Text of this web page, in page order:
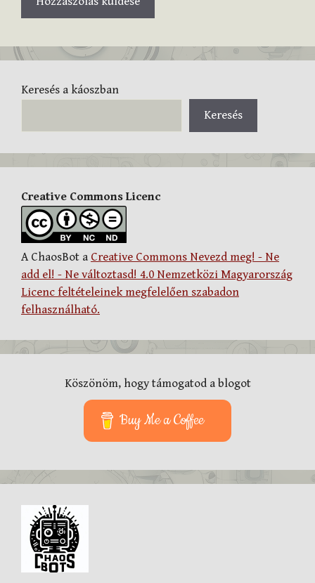
Keresés a káoszban
Keresés
Creative Commons Licenc
A ChaosBot a Creative Commons Nevezd meg! - Ne
add el! - Ne változtasd! 4.0 Nemzetközi Magyarország
Licenc feltételeinek megfelelően szabadon
felhasználható.
Köszönöm, hogy támogatod a blogot
Buy Me a Coffee